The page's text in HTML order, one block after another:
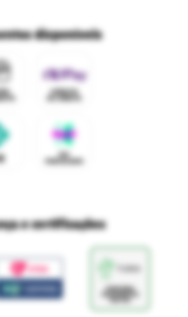
Mapa do site
na Rihappy
parceiras
um franqueado
com a gente
seus dados
e Devoluções Ri Happy
de uso e navegação
- Termos e condições
Compra segura
sobre cookies
disponíveis
e certificações